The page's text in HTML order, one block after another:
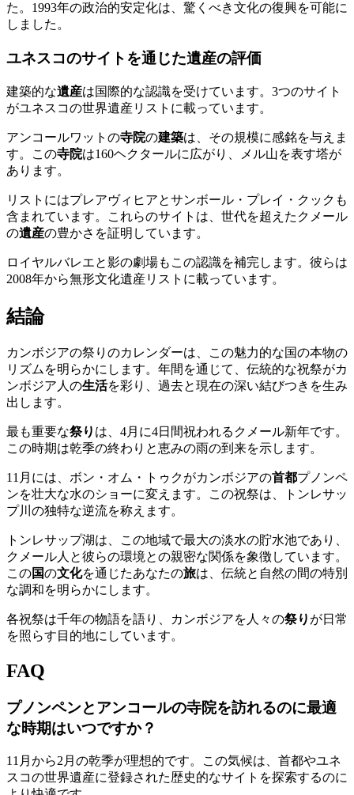
た。1993年の政治的安定化は、驚くべき文化の復興を可能に
しました。
ユネスコのサイトを通じた遺産の評価
建築的な遺産は国際的な認識を受けています。3つのサイト
がユネスコの世界遺産リストに載っています。
アンコールワットの寺院の建築は、その規模に感銘を与えま
す。この寺院は160ヘクタールに広がり、メル山を表す塔が
あります。
リストにはプレアヴィヒアとサンボール・プレイ・クックも
含まれています。これらのサイトは、世代を超えたクメール
の遺産の豊かさを証明しています。
ロイヤルバレエと影の劇場もこの認識を補完します。彼らは
2008年から無形文化遺産リストに載っています。
結論
カンボジアの祭りのカレンダーは、この魅力的な国の本物の
リズムを明らかにします。年間を通じて、伝統的な祝祭がカ
ンボジア人の生活を彩り、過去と現在の深い結びつきを生み
出します。
最も重要な祭り は、4月に4日間祝われるクメール新年です。
この時期は乾季の終わりと恵みの雨の到来を示します。
11月には、ボン・オム・トゥクがカンボジアの首都プノンペ
ンを壮大な水のショーに変えます。この祝祭は、トンレサッ
プ川の独特な逆流を称えます。
トンレサップ湖は、この地域で最大の淡水の貯水池であり、
クメール人と彼らの環境との親密な関係を象徴しています。
この国の文化を通じたあなたの旅は、伝統と自然の間の特別
な調和を明らかにします。
各祝祭は千年の物語を語り、カンボジアを人々の祭り が日常
を照らす目的地にしています。
FAQ
プノンペンとアンコールの寺院を訪れるのに最適
な時期はいつですか？
11月から2月の乾季が理想的です。この気候は、首都やユネ
スコの世界遺産に登録された歴史的なサイトを探索するのに